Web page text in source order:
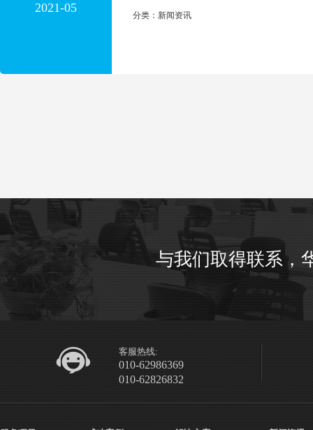
2021-05
分类：新闻资讯
与我们取得联系，
客服热线:
010-62986369
010-62826832